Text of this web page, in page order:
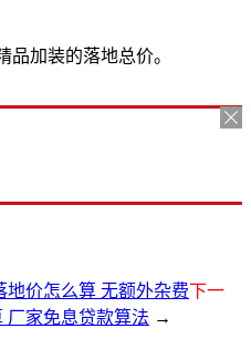
品加装的落地总价。
地价怎么算 无额外杂费下一
厂家免息贷款算法 →